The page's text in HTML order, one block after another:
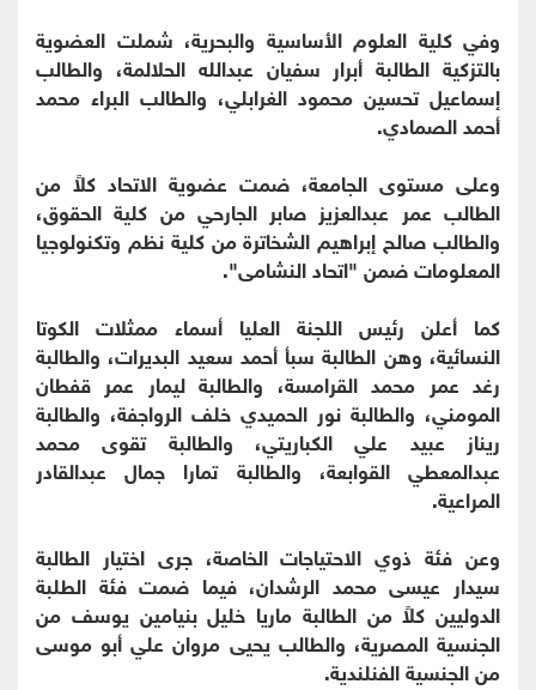
وفي كلية العلوم الأساسية والبحرية، شملت العضوية
بالتزكية الطالبة أبرار سفيان عبدالله الحلالمة، والطالب
إسماعيل تحسين محمود الغرابلي، والطالب البراء محمد
أحمد الصمادي.
وعلى مستوى الجامعة، ضمت عضوية الاتحاد كلاً من
الطالب عمر عبدالعزيز صابر الجارحي من كلية الحقوق،
والطالب صالح إبراهيم الشخاترة من كلية نظم وتكنولوجيا
المعلومات ضمن "اتحاد النشامى".
كما أعلن رئيس اللجنة العليا أسماء ممثلات الكوتا
النسائية، وهن الطالبة سبأ أحمد سعيد البديرات، والطالبة
رغد عمر محمد القرامسة، والطالبة ليمار عمر قفطان
المومني، والطالبة نور الحميدي خلف الرواجفة، والطالبة
ريناز عبيد علي الكباريتي، والطالبة تقوى محمد
عبدالمعطي القوابعة، والطالبة تمارا جمال عبدالقادر
المراعية.
وعن فئة ذوي الاحتياجات الخاصة، جرى اختيار الطالبة
سيدار عيسى محمد الرشدان، فيما ضمت فئة الطلبة
الدوليين كلاً من الطالبة ماريا خليل بنيامين يوسف من
الجنسية المصرية، والطالب يحيى مروان علي أبو موسى
من الجنسية الفنلندية.